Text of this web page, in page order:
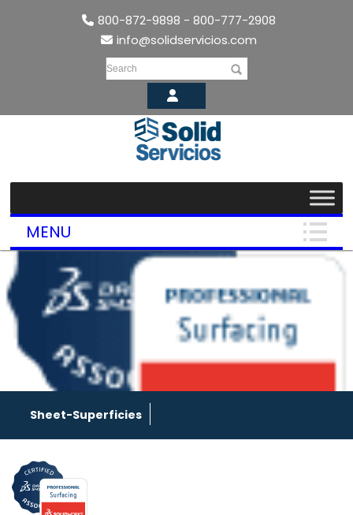
800-872-9898 - 800-777-2908
info@solidservicios.com
Search
MENU
Sheet-Superficies